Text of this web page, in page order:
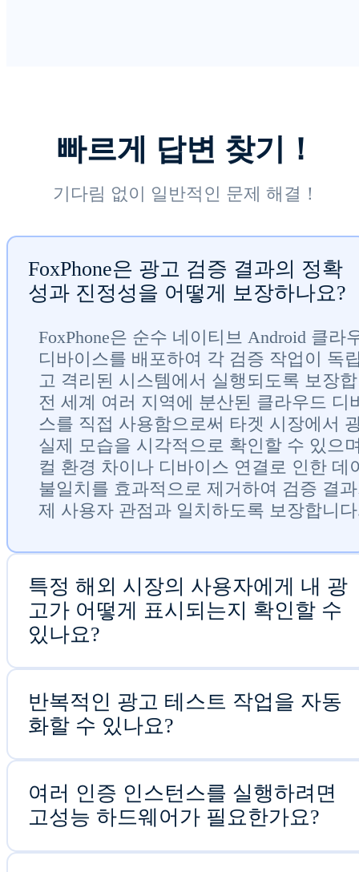
빠르게 답변 찾기！
기다림 없이 일반적인 문제 해결！
FoxPhone은 광고 검증 결과의 정확
성과 진정성을 어떻게 보장하나요?
FoxPhone은 순수 네이티브 Android 클라
디바이스를 배포하여 각 검증 작업이 독
고 격리된 시스템에서 실행되도록 보장
전 세계 여러 지역에 분산된 클라우드 디
스를 직접 사용함으로써 타겟 시장에서
실제 모습을 시각적으로 확인할 수 있으
컬 환경 차이나 디바이스 연결로 인한 데
불일치를 효과적으로 제거하여 검증 결
제 사용자 관점과 일치하도록 보장합니
특정 해외 시장의 사용자에게 내 광
고가 어떻게 표시되는지 확인할 수
있나요?
반복적인 광고 테스트 작업을 자동
화할 수 있나요?
여러 인증 인스턴스를 실행하려면
고성능 하드웨어가 필요한가요?